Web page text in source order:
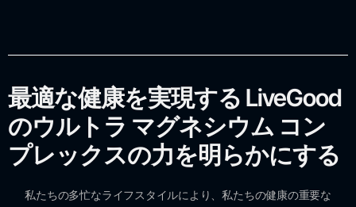
最適な健康を実現する LiveGood
のウルトラ マグネシウム コン
プレックスの力を明らかにする
私たちの多忙なライフスタイルにより、私たちの健康の重要な